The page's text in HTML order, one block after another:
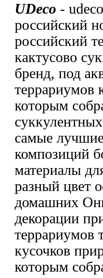
UDeco -
российский
российский
кактусово
бренд, под
террариумов
которым
самые
композиций
материалы
разный цвет
домашних
декорации
террариумов
кусочков
которым